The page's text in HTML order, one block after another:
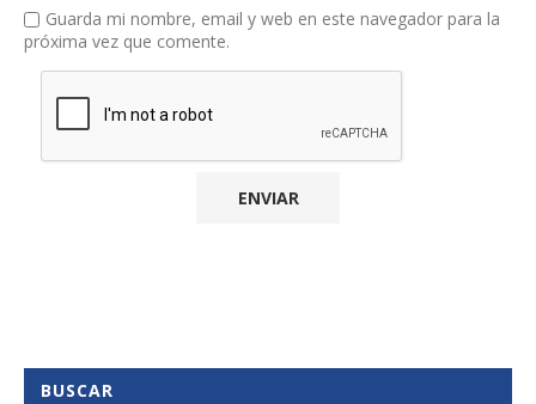
Guarda mi nombre, email y web en este navegador para la
próxima vez que comente.
BUSCAR